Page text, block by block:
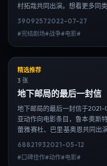
村拓哉共同出演。想看更多同
息，延伸检索日韩电视剧、韩
39092572022-07-27
#完结剧场#战争#电影#
精选推荐
3 张
地下邮局的最后一封信
地下邮局的最后一封信于2021-
亚动作向电影条目，鲁本·奥斯
蕾雅·赛杜、巴里·基奥恩共同
演员作品与高清连载信息，延
68821932021-05-12
#口碑佳作#动作#电影#